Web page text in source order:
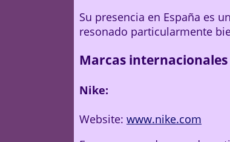
Su presencia en España es
resonado particularmente
Marcas
Nike:
Website: www.nike.com